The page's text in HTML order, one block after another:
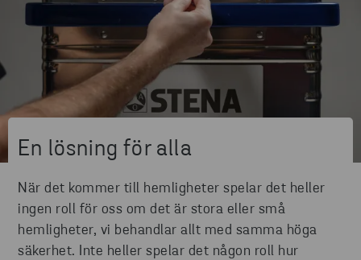
En lösning för alla
När det kommer till hemligheter spelar det heller
ingen roll för oss om det är stora eller små
hemligheter, vi behandlar allt med samma höga
säkerhet. Inte heller spelar det någon roll hur